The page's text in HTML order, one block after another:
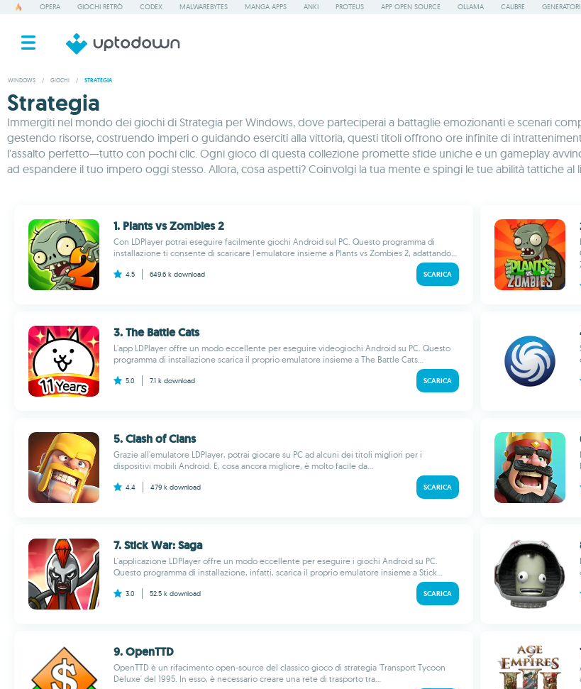
OPERA GIOCHI RETRÒ CODEX MALWAREBYTES MANGA APPS ANKI PROTEUS APP OPEN SOURCE OLLAMA CALIBRE
WINDOWS / GIOCHI / STRATEGIA
Strategia
Immergiti nel mondo dei giochi di Strategia per Windows, dove parteciperai a battaglie emozionanti e scenari
gestendo risorse, costruendo imperi o guidando eserciti alla vittoria, questi titoli offrono ore infinite di
l'assalto perfetto—tutto con pochi clic. Ogni gioco di questa collezione promette sfide uniche e un gameplay
ad espandere il tuo impero oggi stesso. Allora, cosa aspetti? Coinvolgi la tua mente e spingi le tue abilità tattiche al
1. Plants vs Zombies 2
Con LDPlayer potrai eseguire facilmente giochi Android sul PC. Questo programma di
installazione ti consente di scaricare l'emulatore insieme a Plants vs Zombies 2, adattando...
4.5 649.6 k download SCARICA
3. The Battle Cats
L'app LDPlayer offre un modo eccellente per eseguire videogiochi Android su PC. Questo
programma di installazione scarica il proprio emulatore insieme a The Battle Cats...
5.0 7.1 k download SCARICA
5. Clash of Clans
Grazie all'emulatore LDPlayer, potrai giocare su PC ad alcuni dei titoli migliori per i
dispositivi mobili Android. E, cosa ancora migliore, è molto facile da...
4.4 479 k download SCARICA
7. Stick War: Saga
L'applicazione LDPlayer offre un modo eccellente per eseguire i giochi Android su PC.
Questo programma di installazione, infatti, scarica il proprio emulatore insieme a Stick...
3.0 52.5 k download SCARICA
9. OpenTTD
OpenTTD è un rifacimento open-source del classico gioco di strategia 'Transport Tycoon
Deluxe' del 1995. In esso, è necessario creare una rete di trasporto tra...